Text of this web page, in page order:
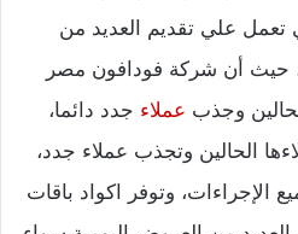
تعمل علي تقديم العديد من
حيث أن شركة فودافون مصر
وجذب عملاء جدد دائما،
الحالين وتجذب عملاء جدد،
الإجراءات، وتوفر اكواد باقات